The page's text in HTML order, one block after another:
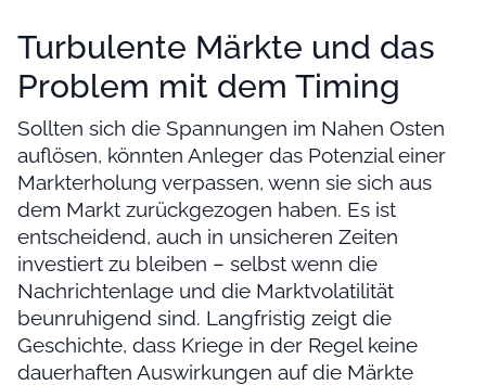
Turbulente Märkte und das
Problem mit dem Timing
Sollten sich die Spannungen im Nahen Osten
auflösen, könnten Anleger das Potenzial einer
Markterholung verpassen, wenn sie sich aus
dem Markt zurückgezogen haben. Es ist
entscheidend, auch in unsicheren Zeiten
investiert zu bleiben – selbst wenn die
Nachrichtenlage und die Marktvolatilität
beunruhigend sind. Langfristig zeigt die
Geschichte, dass Kriege in der Regel keine
dauerhaften Auswirkungen auf die Märkte